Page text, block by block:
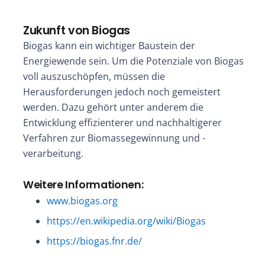
Zukunft von Biogas
Biogas kann ein wichtiger Baustein der
Energiewende sein. Um die Potenziale von Biogas
voll auszuschöpfen, müssen die
Herausforderungen jedoch noch gemeistert
werden. Dazu gehört unter anderem die
Entwicklung effizienterer und nachhaltigerer
Verfahren zur Biomassegewinnung und -
verarbeitung.
Weitere Informationen:
www.biogas.org
https://en.wikipedia.org/wiki/Biogas
https://biogas.fnr.de/